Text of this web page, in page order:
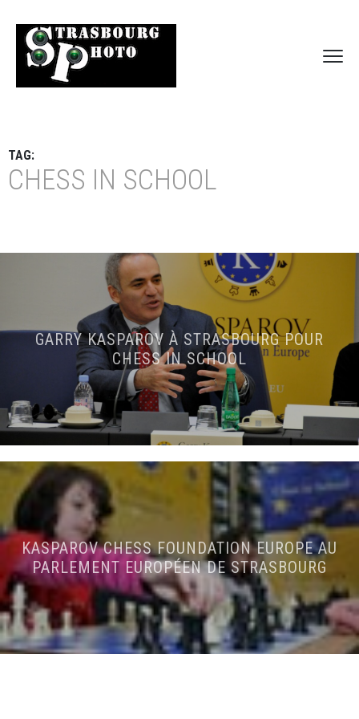
TAG:
CHESS IN SCHOOL
GARRY KASPAROV À STRASBOURG POUR
CHESS IN SCHOOL
KASPAROV CHESS FOUNDATION EUROPE AU
PARLEMENT EUROPÉEN DE STRASBOURG